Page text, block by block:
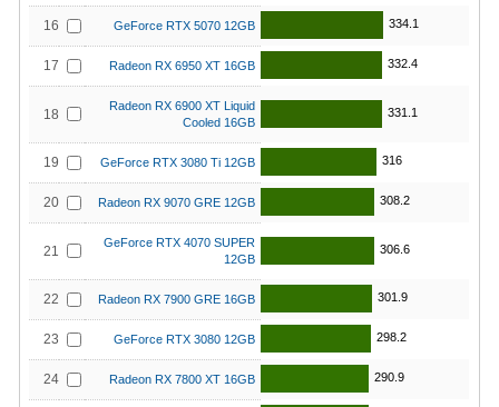
16 GeForce RTX 5070 12GB 334.1
17 Radeon RX 6950 XT 16GB 332.4
18
Radeon RX 6900 XT Liquid
Cooled 16GB
331.1
19 GeForce RTX 3080 Ti 12GB 316
20 Radeon RX 9070 GRE 12GB 308.2
21
GeForce RTX 4070 SUPER
12GB
306.6
22 Radeon RX 7900 GRE 16GB 301.9
23 GeForce RTX 3080 12GB 298.2
24 Radeon RX 7800 XT 16GB 290.9